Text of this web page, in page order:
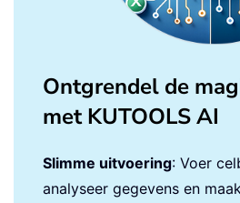
Ontgrendel de
met KUTOOLS AI
Slimme uitvoering: Voer
analyseer gegevens en